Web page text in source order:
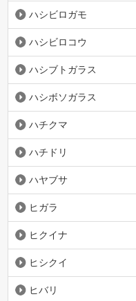
ハシビロガモ
ハシビロコウ
ハシブトガラス
ハシボソガラス
ハチクマ
ハチドリ
ハヤブサ
ヒガラ
ヒクイナ
ヒシクイ
ヒバリ